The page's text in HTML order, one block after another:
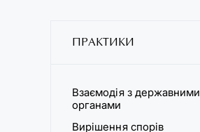
ПРАКТИКИ
Взаємодія з державними
органами
Вирішення спорів